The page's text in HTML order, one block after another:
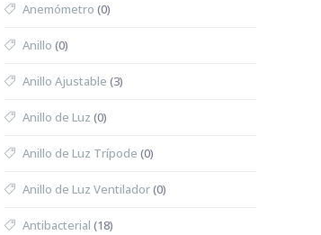
Anemómetro (0)
Anillo (0)
Anillo Ajustable (3)
Anillo de Luz (0)
Anillo de Luz Trípode (0)
Anillo de Luz Ventilador(0)
Antibacterial (18)